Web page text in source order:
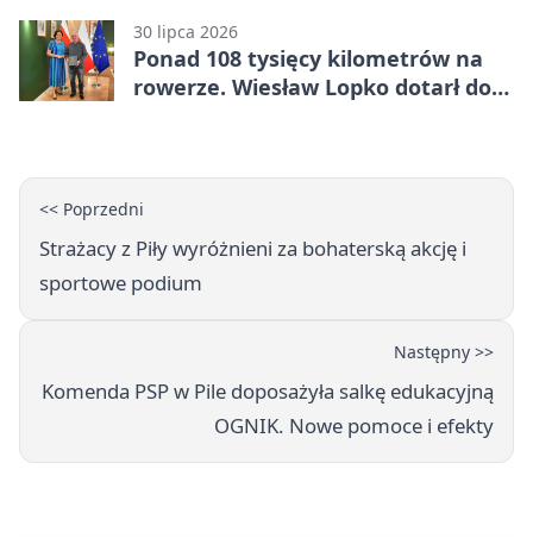
30 lipca 2026
Ponad 108 tysięcy kilometrów na
rowerze. Wiesław Lopko dotarł do
<< Poprzedni
Strażacy z Piły wyróżnieni za bohaterską akcję i
sportowe podium
Następny >>
Komenda PSP w Pile doposażyła salkę edukacyjną
OGNIK. Nowe pomoce i efekty